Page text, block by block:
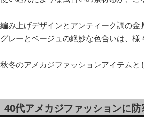
編み上げデザインとアンティーク調の金
グレーとベージュの絶妙な色合いは、様
秋冬のアメカジファッションアイテム
40代アメカジファッションに